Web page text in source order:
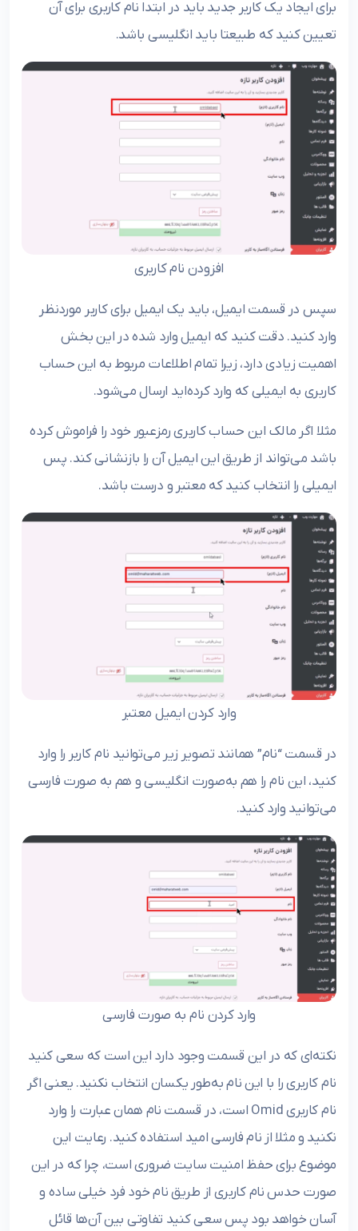
برای ایجاد یک کاربر جدید باید در ابتدا نام کاربری برای آن
تعیین کنید که طبیعتا باید انگلیسی باشد.
افزودن نام کاربری
سپس در قسمت ایمیل، باید یک ایمیل برای کاربر موردنظر
وارد کنید. دقت کنید که ایمیل وارد شده در این بخش
اهمیت زیادی دارد، زیرا تمام اطلاعات مربوط به این حساب
کاربری به ایمیلی که وارد کرده‌اید ارسال می‌شود.
مثلا اگر مالک این حساب کاربری رمزعبور خود را فراموش کرده
باشد می‌تواند از طریق این ایمیل آن را بازنشانی کند. پس
ایمیلی را انتخاب کنید که معتبر و درست باشد.
وارد کردن ایمیل معتبر
در قسمت “نام” همانند تصویر زیر می‌توانید نام کاربر را وارد
کنید، این نام را هم به‌صورت انگلیسی و هم به صورت فارسی
می‌توانید وارد کنید.
وارد کردن نام به صورت فارسی
نکته‌ای که در این قسمت وجود دارد این است که سعی کنید
نام کاربری را با این نام به‌طور یکسان انتخاب نکنید. یعنی اگر
نام کاربری Omid است، در قسمت نام همان عبارت را وارد
نکنید و مثلا از نام فارسی امید استفاده کنید. رعایت این
موضوع برای حفظ امنیت سایت ضروری است، چرا که در این
صورت حدس نام کاربری از طریق نام خود فرد خیلی ساده و
آسان خواهد بود پس سعی کنید تفاوتی بین آن‌ها قائل